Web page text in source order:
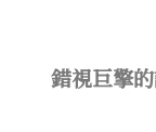
錯視巨擎